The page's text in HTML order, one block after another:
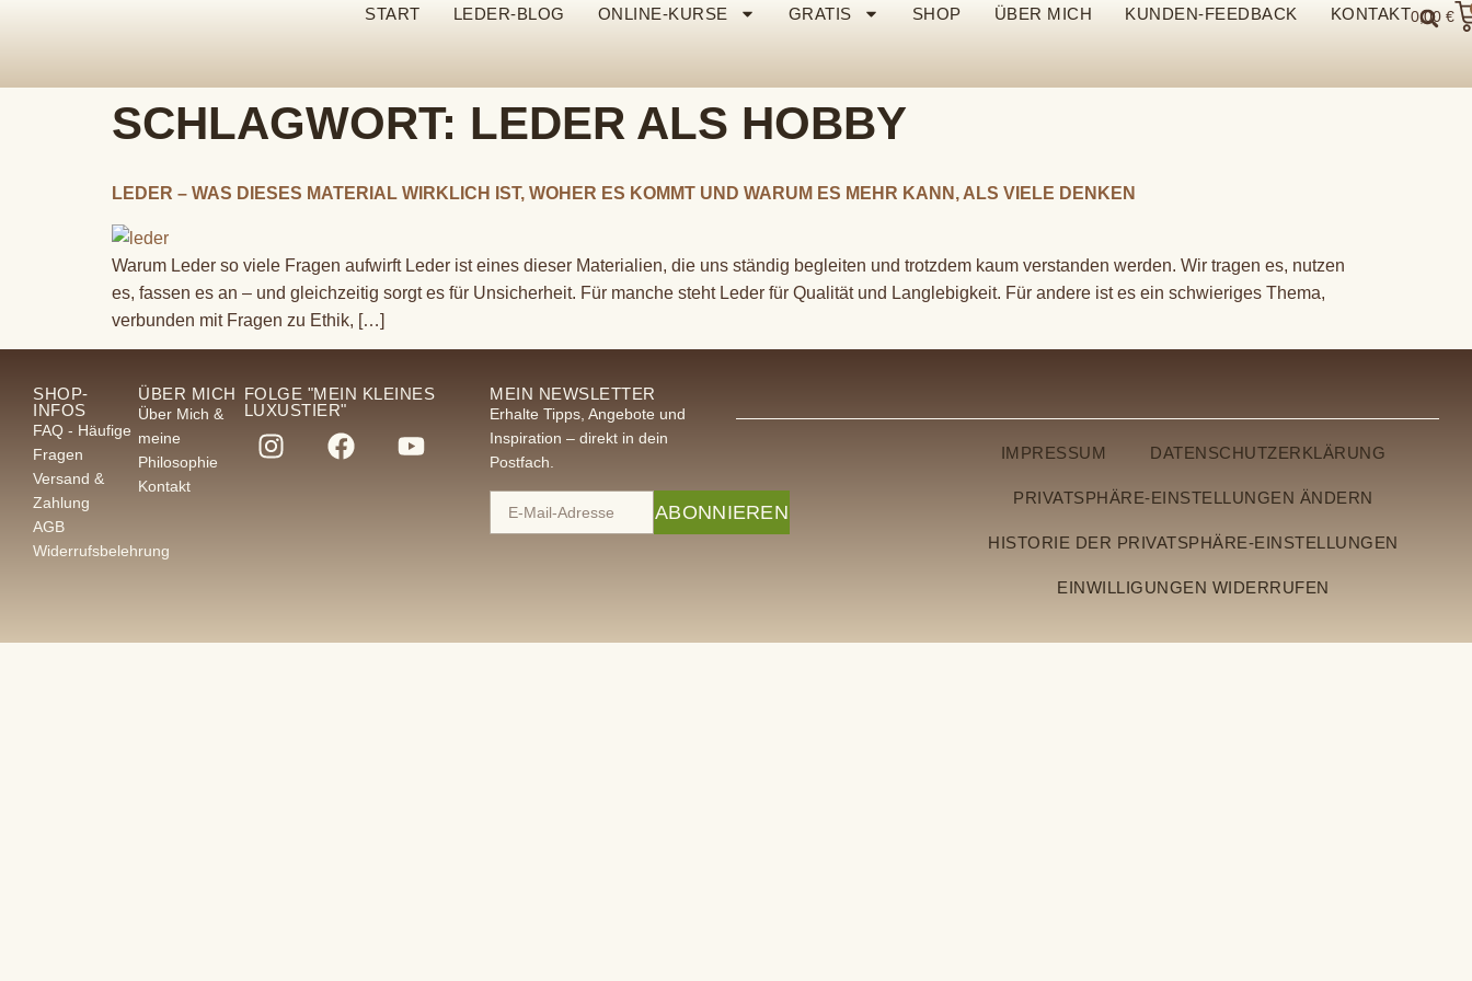
START LEDER-BLOG ONLINE-KURSE GRATIS SHOP ÜBER MICH KUNDEN-FEEDBACK KONTAKT0,00€
SCHLAGWORT: LEDER ALS HOBBY
LEDER – WAS DIESES MATERIAL WIRKLICH IST, WOHER ES KOMMT UND WARUM ES MEHR KANN, ALS VIELE DENKEN
Warum Leder so viele Fragen aufwirft Leder ist eines dieser Materialien, die uns ständig begleiten und trotzdem kaum verstanden werden. Wir tragen es, nutzen
es, fassen es an – und gleichzeitig sorgt es für Unsicherheit. Für manche steht Leder für Qualität und Langlebigkeit. Für andere ist es ein schwieriges Thema,
verbunden mit Fragen zu Ethik, […]
SHOP-
INFOS
FAQ - Häufige
Fragen
Versand &
Zahlung
AGB
Widerrufsbelehrung
ÜBER MICH
Über Mich &
meine
Philosophie
Kontakt
FOLGE "MEIN KLEINES
LUXUSTIER"
MEIN NEWSLETTER
Erhalte Tipps, Angebote und
Inspiration – direkt in dein
Postfach.
ABONNIEREN
IMPRESSUM DATENSCHUTZERKLÄRUNG
PRIVATSPHÄRE-EINSTELLUNGEN ÄNDERN
HISTORIE DER PRIVATSPHÄRE-EINSTELLUNGEN
EINWILLIGUNGEN WIDERRUFEN